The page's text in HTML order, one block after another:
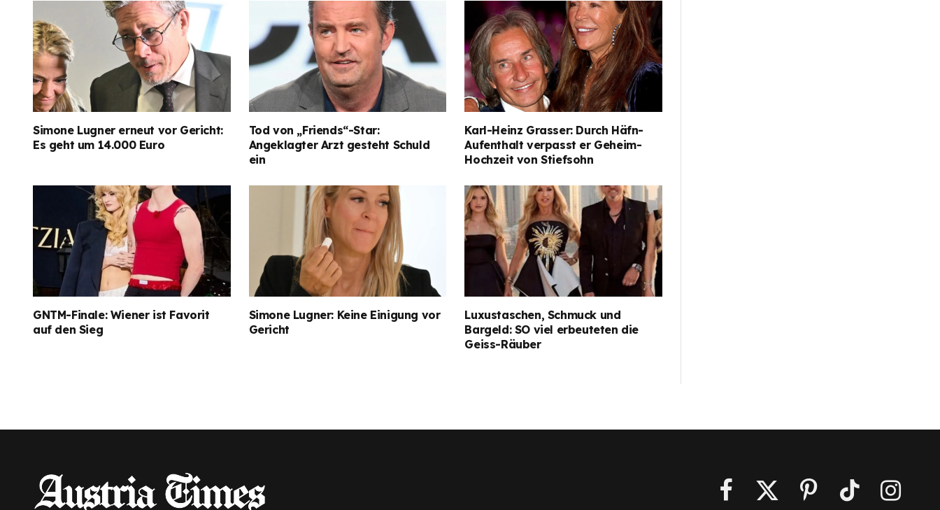
Simone Lugner erneut vor Gericht:
Es geht um 14.000 Euro
Tod von „Friends“-Star:
Angeklagter Arzt gesteht Schuld
ein
Karl-Heinz Grasser: Durch Häfn-
Aufenthalt verpasst er Geheim-
Hochzeit von Stiefsohn
GNTM-Finale: Wiener ist Favorit
auf den Sieg
Simone Lugner: Keine Einigung vor
Gericht
Luxustaschen, Schmuck und
Bargeld: SO viel erbeuteten die
Geiss-Räuber
Facebook
X
PinterestTikTok Instagram